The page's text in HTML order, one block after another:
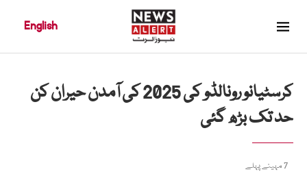
English
کرسٹیانو رونالڈو کی 2025 کی آمدن حیران کن
حد تک بڑھ گئی
7 مہینے پہلے